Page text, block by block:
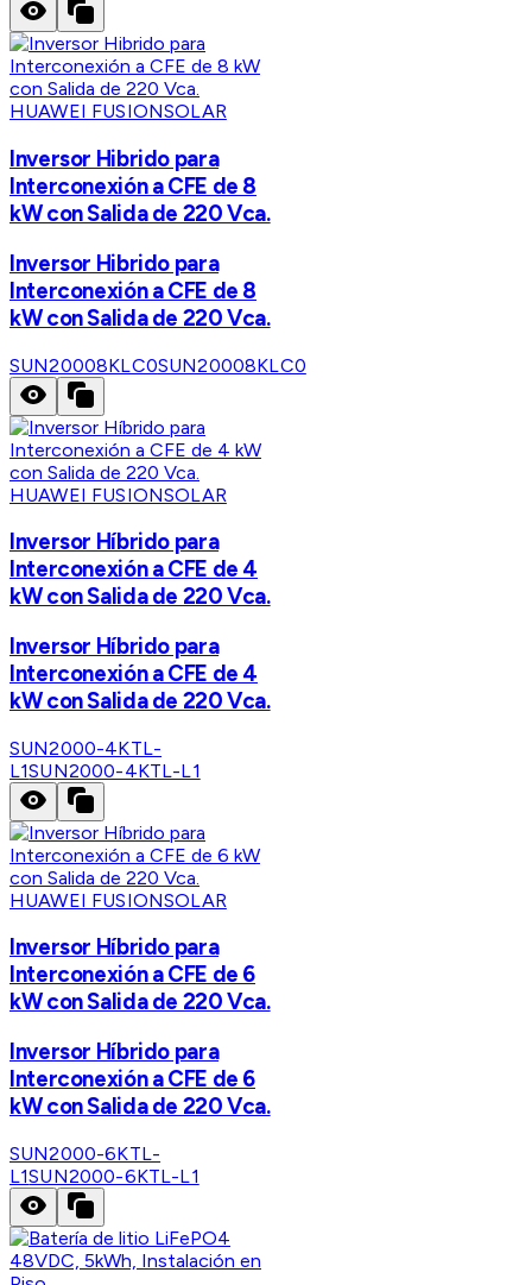
HUAWEI FUSIONSOLAR
Inversor Hibrido para
Interconexión a CFE de 8
kW con Salida de 220 Vca.
Inversor Hibrido para
Interconexión a CFE de 8
kW con Salida de 220 Vca.
SUN20008KLC0SUN20008KLC0
HUAWEI FUSIONSOLAR
Inversor Híbrido para
Interconexión a CFE de 4
kW con Salida de 220 Vca.
Inversor Híbrido para
Interconexión a CFE de 4
kW con Salida de 220 Vca.
SUN2000-4KTL-
L1SUN2000-4KTL-L1
HUAWEI FUSIONSOLAR
Inversor Híbrido para
Interconexión a CFE de 6
kW con Salida de 220 Vca.
Inversor Híbrido para
Interconexión a CFE de 6
kW con Salida de 220 Vca.
SUN2000-6KTL-
L1SUN2000-6KTL-L1